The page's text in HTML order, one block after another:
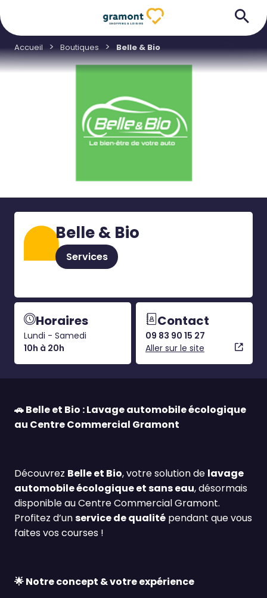
Accueil Boutiques Belle & Bio
Belle & Bio
Services
Horaires
Lundi - Samedi
10h à 20h
Contact
09 83 90 15 27
Aller sur le site
🚗Belle et Bio : Lavage automobile écologique
au Centre Commercial Gramont
Découvrez Belle et Bio, votre solution de lavage
automobile écologique et sans eau, désormais
disponible au Centre Commercial Gramont.
Profitez d’unservice de qualité pendant que vous
faites vos courses !
🌟Notre concept & votre expérience